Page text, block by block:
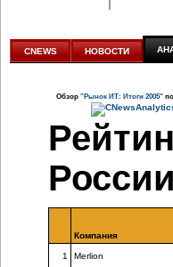
аналитике
CNEWS НОВОСТИ
Обзор "Рынок ИТ: Итоги 2005"
России
Компания
1 Merlion